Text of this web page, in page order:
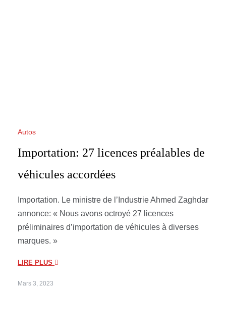
Autos
Importation: 27 licences préalables de
véhicules accordées
Importation. Le ministre de l’Industrie Ahmed Zaghdar
annonce: « Nous avons octroyé 27 licences
préliminaires d’importation de véhicules à diverses
marques. »
LIRE PLUS
Mars 3, 2023